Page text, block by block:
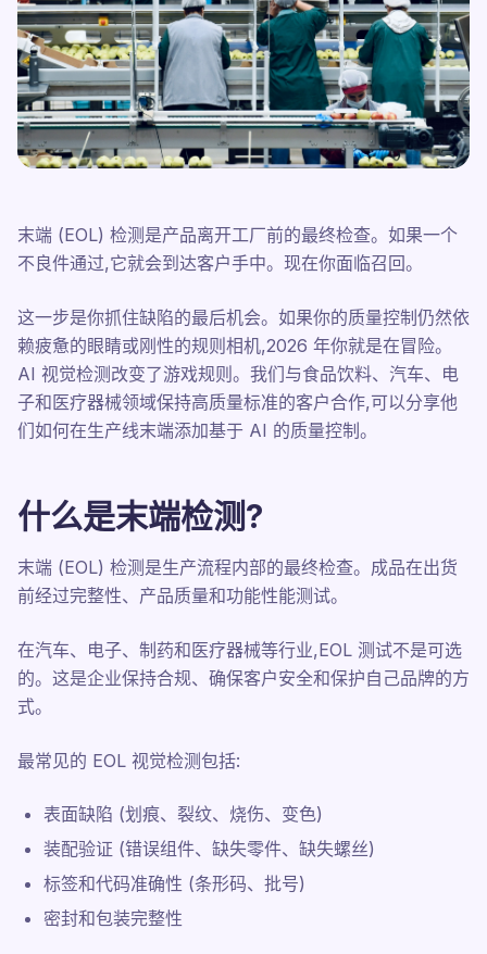
末端 (EOL) 检测是产品离开工厂前的最终检查。如果一个
不良件通过,它就会到达客户手中。现在你面临召回。
这一步是你抓住缺陷的最后机会。如果你的质量控制仍然依
赖疲惫的眼睛或刚性的规则相机,2026 年你就是在冒险。
AI 视觉检测改变了游戏规则。我们与食品饮料、汽车、电
子和医疗器械领域保持高质量标准的客户合作,可以分享他
们如何在生产线末端添加基于 AI 的质量控制。
什么是末端检测?
末端 (EOL) 检测是生产流程内部的最终检查。成品在出货
前经过完整性、产品质量和功能性能测试。
在汽车、电子、制药和医疗器械等行业,EOL 测试不是可选
的。这是企业保持合规、确保客户安全和保护自己品牌的方
式。
最常见的 EOL 视觉检测包括:
表面缺陷 (划痕、裂纹、烧伤、变色)
装配验证 (错误组件、缺失零件、缺失螺丝)
标签和代码准确性 (条形码、批号)
密封和包装完整性